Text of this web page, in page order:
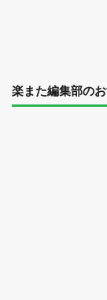
楽また編集部の